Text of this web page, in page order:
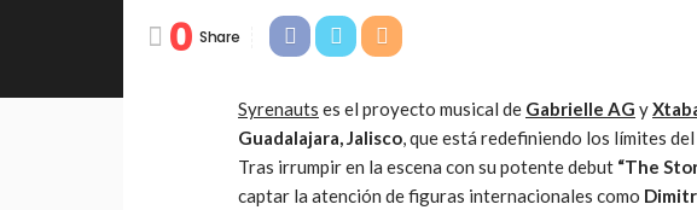
0 Share
Syrenauts es el proyecto musical de Gabrielle AG y
Guadalajara, Jalisco, que está redefiniendo los límites
Tras irrumpir en la escena con su potente debut “The
captar la atención de figuras internacionales como